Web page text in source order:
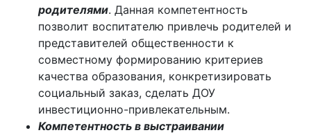
родителями. Данная компетентность
позволит воспитателю привлечь родителей и
представителей общественности к
совместному формированию критериев
качества образования, конкретизировать
социальный заказ, сделать ДОУ
инвестиционно-привлекательным.
Компетентность в выстраивании